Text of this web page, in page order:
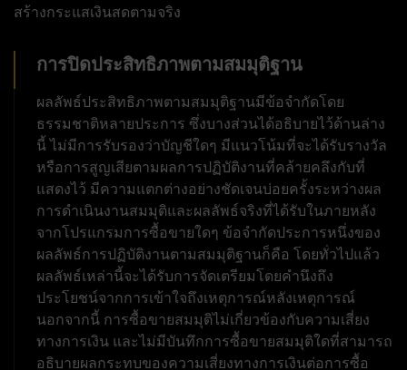
สร้างกระแสเงินสดตามจริง
การปิดประสิทธิภาพตามสมมุติฐาน
ผลลัพธ์ประสิทธิภาพตามสมมุติฐานมีข้อจำกัดโดย
ธรรมชาติหลายประการ ซึ่งบางส่วนได้อธิบายไว้ด้านล่าง
นี้ ไม่มีการรับรองว่าบัญชีใดๆ มีแนวโน้มที่จะได้รับรางวัล
หรือการสูญเสียตามผลการปฏิบัติงานที่คล้ายคลึงกับที่
แสดงไว้ มีความแตกต่างอย่างชัดเจนบ่อยครั้งระหว่างผล
การดำเนินงานสมมุติและผลลัพธ์จริงที่ได้รับในภายหลัง
จากโปรแกรมการซื้อขายใดๆ ข้อจำกัดประการหนึ่งของ
ผลลัพธ์การปฏิบัติงานตามสมมุติฐานก็คือ โดยทั่วไปแล้ว
ผลลัพธ์เหล่านี้จะได้รับการจัดเตรียมโดยคำนึงถึง
ประโยชน์จากการเข้าใจถึงเหตุการณ์หลังเหตุการณ์
นอกจากนี้ การซื้อขายสมมุติไม่เกี่ยวข้องกับความเสี่ยง
ทางการเงิน และไม่มีบันทึกการซื้อขายสมมุติใดที่สามารถ
อธิบายผลกระทบของความเสี่ยงทางการเงินต่อการซื้อ